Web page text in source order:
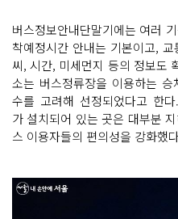
버스정보안내단말기에는 여러
착예정시간 안내는 기본이고,
씨, 시간, 미세먼지 등의 정보도
소는 버스정류장을 이용하는
수를 고려해 선정되었다고 한
가 설치되어 있는 곳은 대부분
스 이용자들의 편의성을 강화했